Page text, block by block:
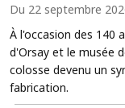
Du 22 septembre
À l'occasion des 140
d'Orsay et le musée
colosse devenu un
fabrication.